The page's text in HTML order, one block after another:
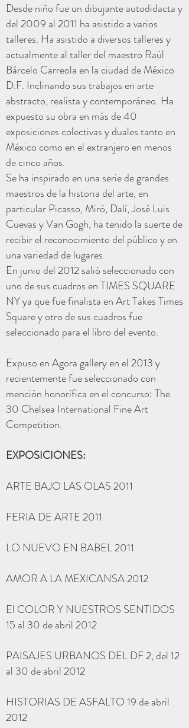
Desde niño fue un dibujante autodidacta y
del 2009 al 2011 ha asistido a varios
talleres. Ha asistido a diversos talleres y
actualmente al taller del maestro Raúl
Bárcelo Carreola en la ciudad de México
D.F. Inclinando sus trabajos en arte
abstracto, realista y contemporáneo. Ha
expuesto su obra en más de 40
exposiciones colectivas y duales tanto en
México como en el extranjero en menos
de cinco años.
Se ha inspirado en una serie de grandes
maestros de la historia del arte, en
particular Picasso, Miró, Dalí, José Luis
Cuevas y Van Gogh, ha tenido la suerte de
recibir el reconocimiento del público y en
una variedad de lugares.
En junio del 2012 salió seleccionado con
uno de sus cuadros en TIMES SQUARE
NY ya que fue finalista en Art Takes Times
Square y otro de sus cuadros fue
seleccionado para el libro del evento.
Expuso en Agora gallery en el 2013 y
recientemente fue seleccionado con
mención honorífica en el concurso: The
30 Chelsea International Fine Art
Competition.
EXPOSICIONES:
ARTE BAJO LAS OLAS 2011
FERIA DE ARTE 2011
LO NUEVO EN BABEL 2011
AMOR A LA MEXICANSA 2012
El COLOR Y NUESTROS SENTIDOS
15 al 30 de abril 2012
PAISAJES URBANOS DEL DF 2, del 12
al 30 de abril 2012
HISTORIAS DE ASFALTO 19 de abril
2012